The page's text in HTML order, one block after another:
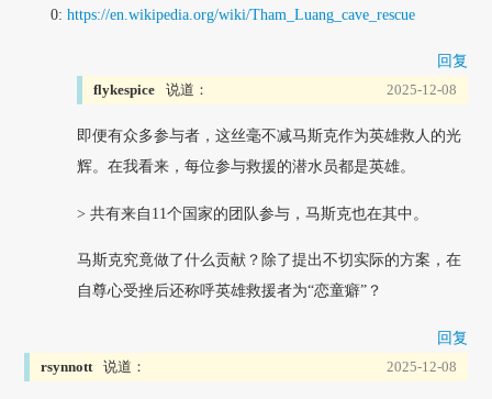
0:https://en.wikipedia.org/wiki/Tham_Luang_cave_rescue
回复
flykespice 说道： 2025-12-08
即便有众多参与者，这丝毫不减马斯克作为英雄救人的光
辉。在我看来，每位参与救援的潜水员都是英雄。
> 共有来自11个国家的团队参与，马斯克也在其中。
马斯克究竟做了什么贡献？除了提出不切实际的方案，在
自尊心受挫后还称呼英雄救援者为“恋童癖”？
回复
rsynnott 说道： 2025-12-08